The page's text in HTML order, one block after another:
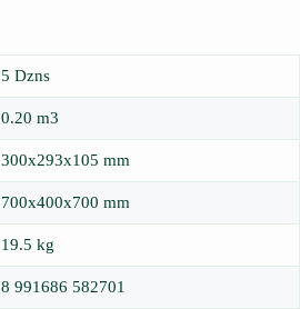
5 Dzns
0.20 m3
300x293x105 mm
700x400x700 mm
19.5 kg
8 991686 582701